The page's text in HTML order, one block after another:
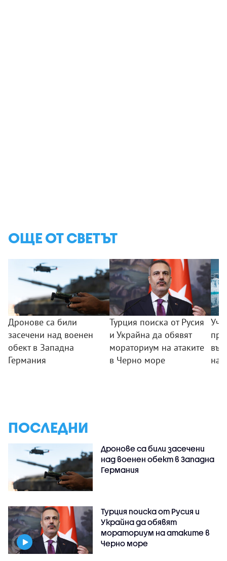
ОЩЕ ОТ СВЕТЪТ
Дронове са били
засечени над военен
обект в Западна
Германия
Турция поиска от Русия
и Украйна да обявят
мораториум на атаките
в Черно море
на
ПОСЛЕДНИ
Дронове са били засечени
над военен обект в Западна
Германия
Турция поиска от Русия и
Украйна да обявят
мораториум на атаките в
Черно море